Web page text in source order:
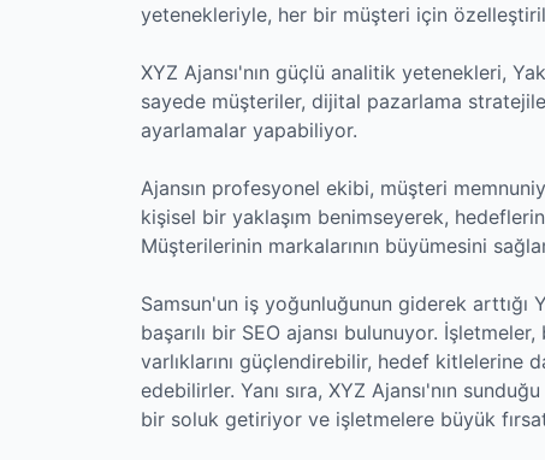
yetenekleriyle, her bir müşteri için
XYZ Ajansı'nın güçlü analitik yetenekleri,
sayede müşteriler, dijital pazarlama
ayarlamalar yapabiliyor.
Ajansın profesyonel ekibi, müşteri
kişisel bir yaklaşım benimseyerek,
Müşterilerinin markalarının büyümesini
Samsun'un iş yoğunluğunun giderek arttığı
başarılı bir SEO ajansı bulunuyor.
varlıklarını güçlendirebilir, hedef kitlelerine
edebilirler. Yanı sıra, XYZ Ajansı'nın
bir soluk getiriyor ve işletmelere büyük